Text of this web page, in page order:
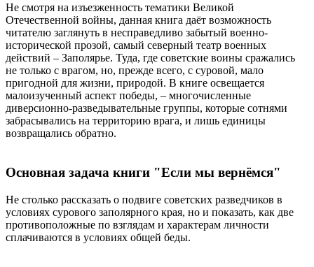
Не смотря на изъезженность тематики Великой
Отечественной войны, данная книга даёт возможность
читателю заглянуть в несправедливо забытый военно-
исторической прозой, самый северный театр военных
действий – Заполярье. Туда, где советские воины сражались
не только с врагом, но, прежде всего, с суровой, мало
пригодной для жизни, природой. В книге освещается
малоизученный аспект победы, – многочисленные
диверсионно-разведывательные группы, которые сотнями
забрасывались на территорию врага, и лишь единицы
возвращались обратно.
Основная задача книги "Если мы вернёмся"
Не столько рассказать о подвиге советских разведчиков в
условиях сурового заполярного края, но и показать, как две
противоположные по взглядам и характерам личности
сплачиваются в условиях общей беды.